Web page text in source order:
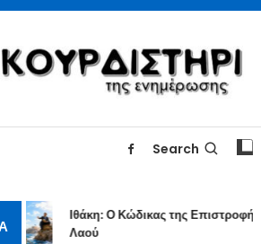
Search
Ιθάκη: Ο Κώδικας της Επιστροφής
Λαού